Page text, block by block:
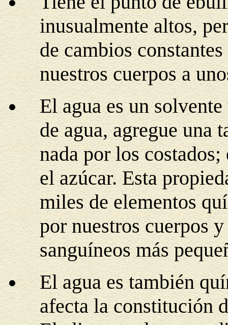
inusualmente altos,
de cambios
nuestros cuerpos a
El agua es un
de agua, agregue una
nada por los
el azúcar. Esta
miles de elementos
por nuestros cuerpos
sanguíneos más
El agua es también
afecta la constitución